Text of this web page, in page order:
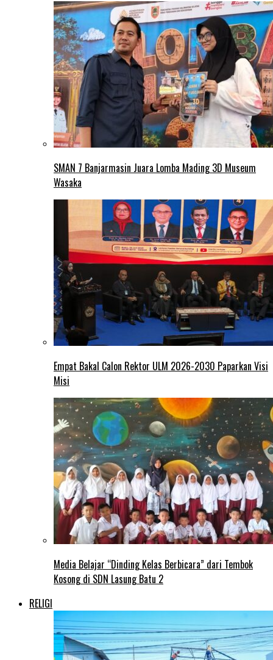
SMAN 7 Banjarmasin Juara Lomba Mading 3D Museum
Wasaka
Empat Bakal Calon Rektor ULM 2026-2030 Paparkan Visi
Misi
Media Belajar “Dinding Kelas Berbicara” dari Tembok
Kosong di SDN Lasung Batu 2
RELIGI